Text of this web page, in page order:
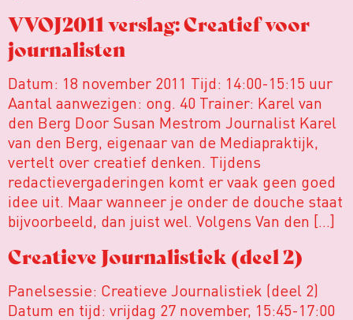
VVOJ2011 verslag: Creatief voor
journalisten
Datum: 18 november 2011 Tijd: 14:00-15:15 uur
Aantal aanwezigen: ong. 40 Trainer: Karel van
den Berg Door Susan Mestrom Journalist Karel
van den Berg, eigenaar van de Mediapraktijk,
vertelt over creatief denken. Tijdens
redactievergaderingen komt er vaak geen goed
idee uit. Maar wanneer je onder de douche staat
bijvoorbeeld, dan juist wel. Volgens Van den […]
Creatieve Journalistiek (deel 2)
Panelsessie: Creatieve Journalistiek (deel 2)
Datum en tijd: vrijdag 27 november, 15:45-17:00